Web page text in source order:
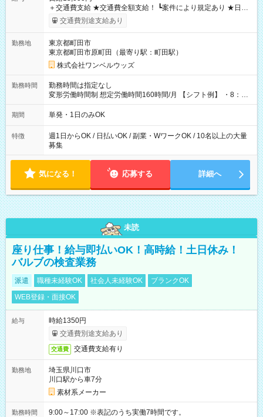
＋交通費支給 ★交通費全額支給！ ┗案件により規定あり ★日払
いOK！（規定あり） ┗働いたその日に現金GET♪ お仕事後はコ
ンビニATMから 日払い分を引き落とせます！ 【試用期間】試
交通費別途支給あり
勤務地
東京都町田市
東京都町田市原町田（最寄り駅：町田駅）
株式会社ワンベルウッズ
勤務時間
勤務時間は指定なし
変形労働時間制 想定労働時間160時間/月 【シフト例】 ・8：00
～21：00
期間 単発・1日のみOK
特徴
週1日からOK / 日払いOK / 副業・WワークOK / 10名以上の大量
募集
気になる！ 応募する 詳細へ
未読
座り仕事！給与即払いOK！高時給！土日休み！
バルブの検査業務
派遣 職種未経験OK 社会人未経験OK
ブランクOK
WEB登録・面接OK
給与
時給1350円
交通費別途支給あり
交通費 交通費支給有り
勤務地
埼玉県川口市
川口駅から車7分
素材系メーカー
勤務時間 9:00～17:00 ※表記のうち実働7時間です。